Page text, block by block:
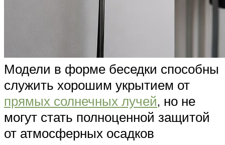
Модели в форме беседки способны
служить хорошим укрытием от
прямых солнечных лучей, но не
могут стать полноценной защитой
от атмосферных осадков